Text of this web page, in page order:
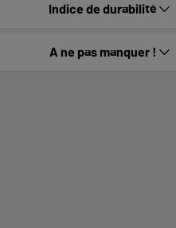
Indice de durabilité
A ne pas manquer !